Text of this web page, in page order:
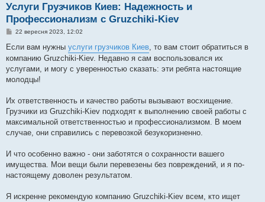
Услуги Грузчиков Киев: Надежность и
Профессионализм с Gruzchiki-Kiev
П
в
д
о
м
л
н
я
22 вересня 2023, 12:02
Если вам нужны услуги грузчиков Киев, то вам стоит обратиться в
компанию Gruzchiki-Kiev. Недавно я сам воспользовался их
услугами, и могу с уверенностью сказать: эти ребята настоящие
молодцы!
Их ответственность и качество работы вызывают восхищение.
Грузчики из Gruzchiki-Kiev подходят к выполнению своей работы с
максимальной ответственностью и профессионализмом. В моем
случае, они справились с перевозкой безукоризненно.
И что особенно важно - они заботятся о сохранности вашего
имущества. Мои вещи были перевезены без повреждений, и я по-
настоящему доволен результатом.
Я искренне рекомендую компанию Gruzchiki-Kiev всем, кто ищет